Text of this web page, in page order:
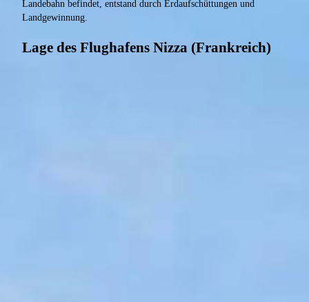
Landebahn befindet, entstand durch Erdaufschüttungen und
Landgewinnung.
Lage des Flughafens Nizza (Frankreich)